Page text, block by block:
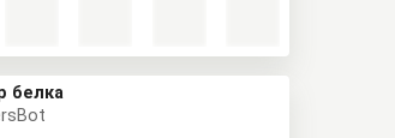
белка